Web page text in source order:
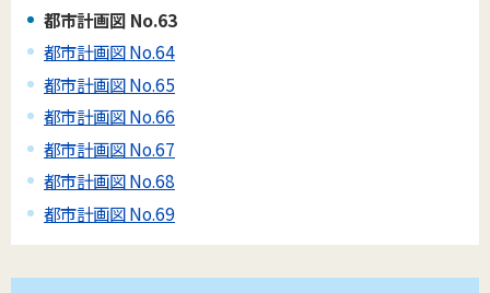
都市計画図 No.63
都市計画図 No.64
都市計画図 No.65
都市計画図 No.66
都市計画図 No.67
都市計画図 No.68
都市計画図 No.69